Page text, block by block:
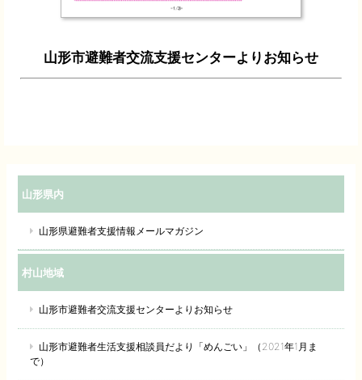
山形市避難者交流支援センターよりお知らせ
山形県内
山形県避難者支援情報メールマガジン
村山地域
山形市避難者交流支援センターよりお知らせ
山形市避難者生活支援相談員だより「めんごい」（2021年1月ま
で）